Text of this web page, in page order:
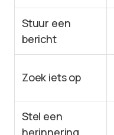
Stuur een
bericht
Zoek iets op
Stel een
herinnering